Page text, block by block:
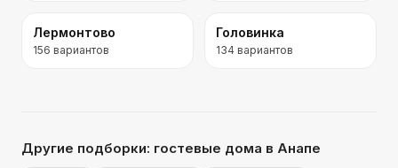
Лермонтово
156 вариантов
Головинка
134 вариантов
Другие подборки: гостевые дома в Анапе